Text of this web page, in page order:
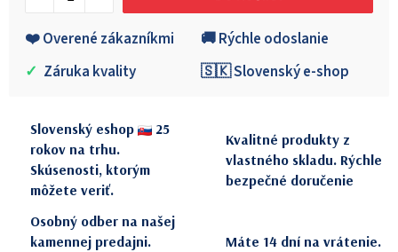
❤️ Overené zákazníkmi
🚚 Rýchle odoslanie
✓ Záruka kvality 🇸🇰 Slovenský e-shop
Slovenský eshop
25
rokov na trhu.
Skúsenosti, ktorým
môžete veriť.
Kvalitné produkty z
vlastného skladu. Rýchle
bezpečné doručenie
Osobný odber na našej
kamennej predajni.
Máte 14 dní na vrátenie.